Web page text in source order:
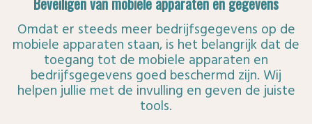
Omdat er steeds meer bedrijfsgegevens op de
mobiele apparaten staan, is het belangrijk dat de
toegang tot de mobiele apparaten en
bedrijfsgegevens goed beschermd zijn. Wij
helpen jullie met de invulling en geven de juiste
tools.